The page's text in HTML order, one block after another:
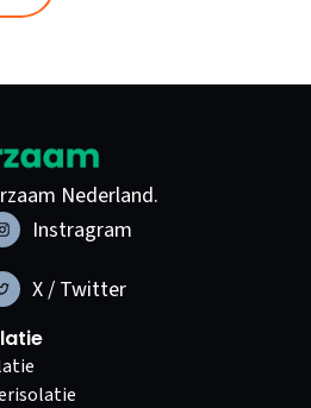
Nederland.
Instragram
X / Twitter